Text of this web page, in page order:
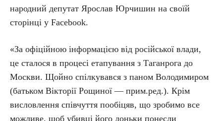
народний депутат Ярослав Юрчишин на своїй
сторінці у Facebook.
«За офіційною інформацією від російської влади,
це сталося в процесі етапування з Таганрога до
Москви. Щойно спілкувався з паном Володимиром
(батьком Вікторії Рощиної — прим.ред.). Крім
висловлення співчуття пообіцяв, що зробимо все
можливе, щоб убивці його доньки понесли